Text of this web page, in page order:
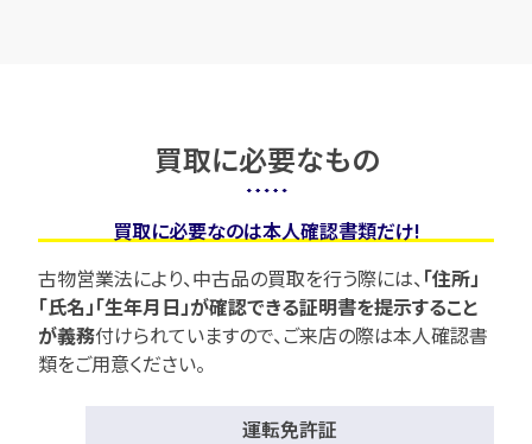
買取に必要なもの
買取に必要なのは本人確認書類だけ!
古物営業法により、中古品の買取を行う際には、「住所」
「氏名」「生年月日」が確認できる証明書を提示すること
が義務付けられていますので、ご来店の際は本人確認書
類をご用意ください。
運転免許証